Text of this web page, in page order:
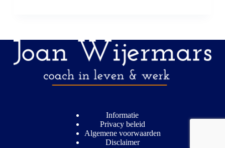
Informatie
Privacy beleid
Algemene voorwaarden
Disclaimer